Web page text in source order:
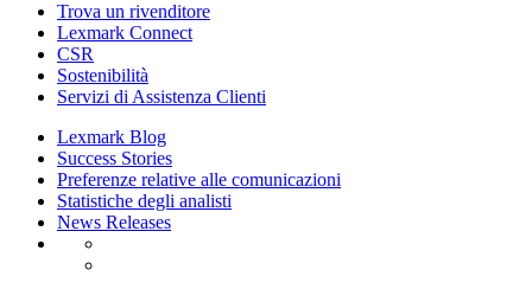
Trova un rivenditore
Lexmark Connect
CSR
Sostenibilità
Servizi di Assistenza Clienti
Lexmark Blog
Success Stories
Preferenze relative alle comunicazioni
Statistiche degli analisti
News Releases